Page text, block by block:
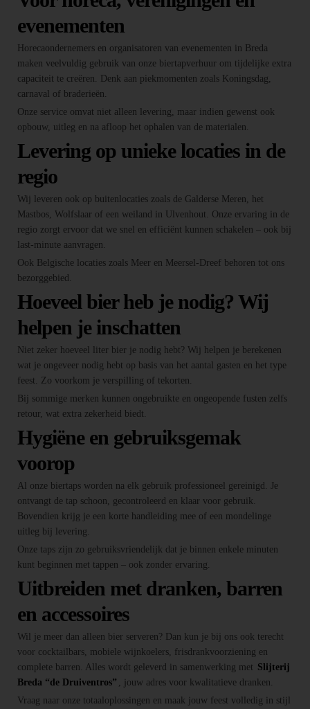
evenementen
Horecaondernemers en organisatoren van evenementen in Breda
maken veelvuldig gebruik van onze biertapverhuur om tijdelijke extra
capaciteit te creëren. Denk aan piekmomenten zoals Koningsdag,
carnaval of braderieën.
Onze service omvat niet alleen levering, maar indien gewenst ook
opbouw, uitleg en na afloop het ophalen van de materialen.
Levering op unieke locaties in de
regio
Wij leveren ook op buitenlocaties zoals de Galderse Meren, het
Mastbos, Wolfslaar of een weiland in Ulvenhout. Onze ervaring in de
regio zorgt ervoor dat we snel en efficiënt kunnen schakelen – ook bij
last-minute aanvragen.
Ook Belgische locaties zoals Meer en Meersel-Dreef behoren tot ons
bezorggebied.
Hoeveel bier heb je nodig? Wij
helpen je inschatten
Niet zeker hoeveel liter bier je nodig hebt? Wij helpen je berekenen
wat je ongeveer nodig hebt op basis van het aantal gasten en het type
feest. Zo voorkom je verspilling of tekorten.
Bij sommige merken kunnen ongebruikte en ongeopende fusten zelfs
retour, wat extra zekerheid biedt.
Hygiëne en gebruiksgemak
voorop
Al onze biertaps worden na elk gebruik professioneel gereinigd. Je
ontvangt de tap schoon, gecontroleerd en klaar voor gebruik.
Bovendien krijg je een korte handleiding mee of een mondelinge
uitleg bij levering.
Onze taps zijn zo gebruiksvriendelijk dat je binnen enkele minuten
kunt beginnen met tappen – ook zonder ervaring.
Uitbreiden met dranken, barren
en accessoires
Wil je meer dan alleen bier serveren? Dan kun je bij ons ook terecht
voor cocktailbars, mobiele wijnkoelers, frisdrankvoorziening en
complete barren. Alles wordt geleverd in samenwerking met Slijterij
Breda “de Druiventros”
, jouw adres voor kwalitatieve dranken.
Vraag naar onze totaaloplossingen en maak jouw feest volledig in stijl